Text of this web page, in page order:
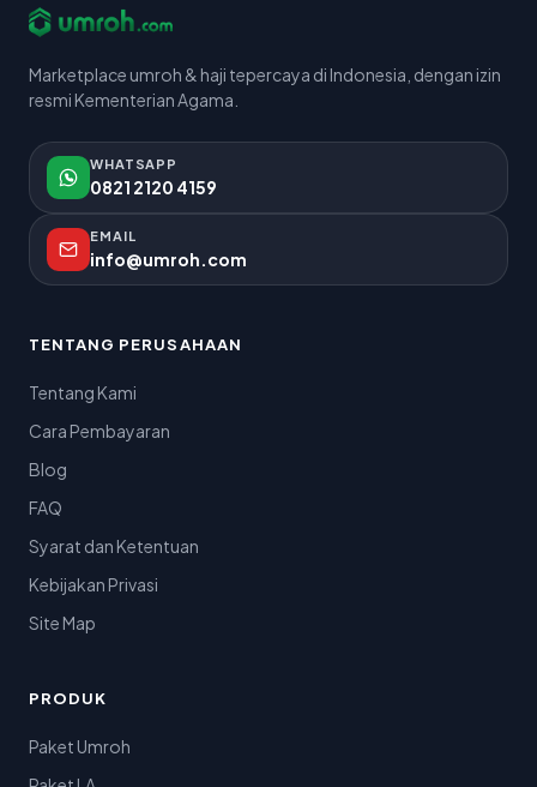
Marketplace umroh & haji tepercaya di Indonesia, dengan izin
resmi Kementerian Agama.
WHATSAPP
0821 2120 4159
EMAIL
info@umroh.com
TENTANG PERUSAHAAN
Tentang Kami
Cara Pembayaran
Blog
FAQ
Syarat dan Ketentuan
Kebijakan Privasi
Site Map
PRODUK
Paket Umroh